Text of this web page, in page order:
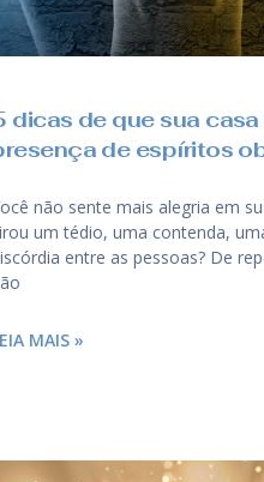
dicas de que sua
de espíritos
não sente mais alegria em
um tédio, uma contenda,
entre as pessoas? De
MAIS »